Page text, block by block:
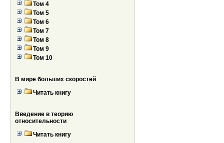
Том 4
Том 5
Том 6
Том 7
Том 8
Том 9
Том 10
В мире больших скоростей
Читать книгу
Введение в теорию
относительности
Читать книгу